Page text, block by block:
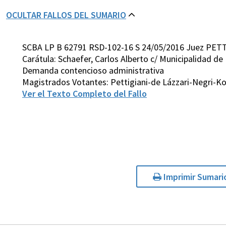
OCULTAR FALLOS DEL SUMARIO
SCBA LP B 62791 RSD-102-16 S 24/05/2016 Juez
Carátula: Schaefer, Carlos Alberto c/ Municipalidad
Demanda contencioso administrativa
Magistrados Votantes: Pettigiani-de Lázzari-Negri-
Ver el Texto Completo del Fallo
Imprimir